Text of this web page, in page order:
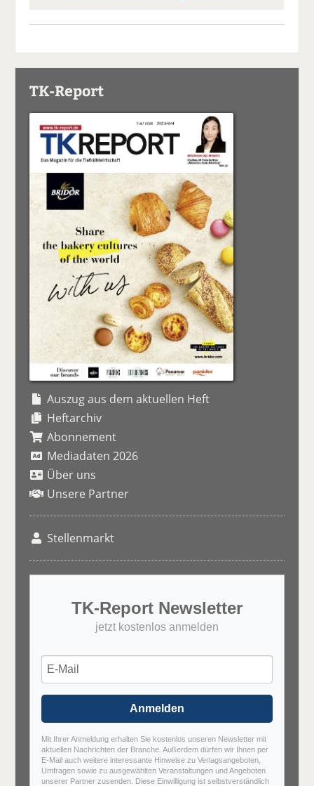
TK-Report
Auszug aus dem aktuellen Heft
Heftarchiv
Abonnement
Mediadaten 2026
Über uns
Unsere Partner
Stellenmarkt
TK-Report Newsletter
jetzt kostenlos anmelden
Anmelden
Mit Ihrer Anmeldung erhalten Sie kostenlos unseren Newsletter mit
aktuellen Nachrichten der Branche. Außerdem dürfen wir Ihnen per
E-Mail auch weitere interessante Hinweise zu Verlagsangeboten,
Umfragen sowie zu ausgewählten Veranstaltungen und Angeboten
unserer Partner zusenden. Diese Einwilligung ist selbstverständlich